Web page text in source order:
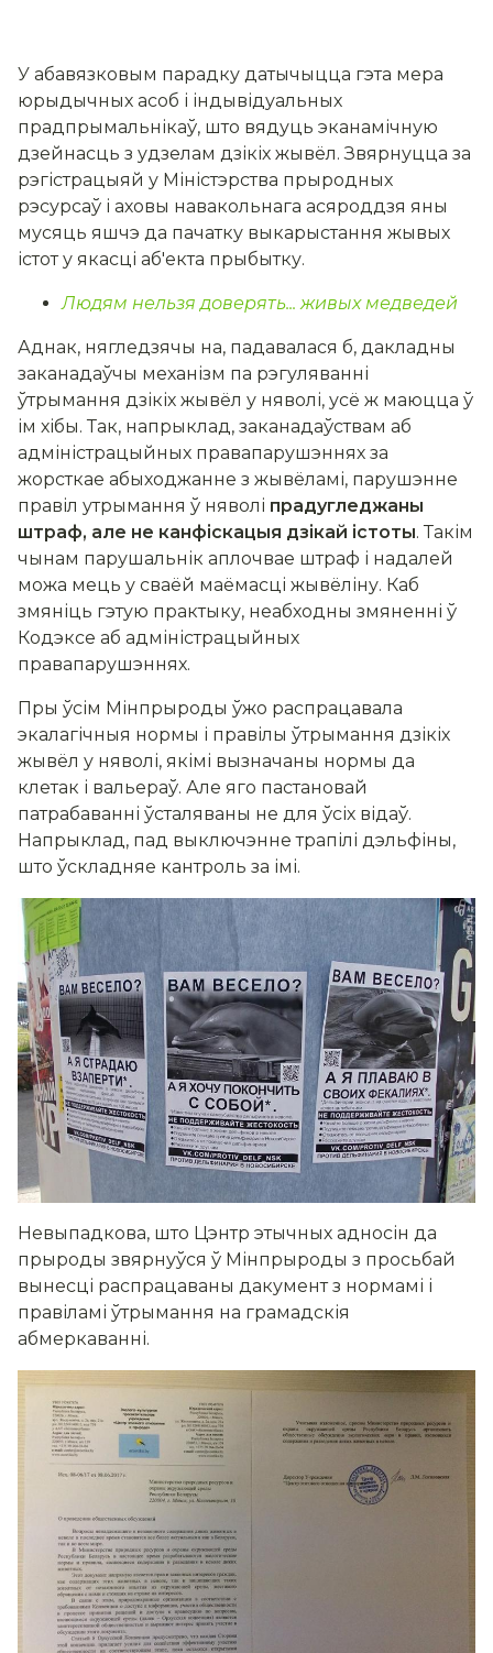
У абавязковым парадку датычыцца гэта мера
юрыдычных асоб і індывідуальных
прадпрымальнікаў, што вядуць эканамічную
дзейнасць з удзелам дзікіх жывёл. Звярнуцца за
рэгістрацыяй у Міністэрства прыродных
рэсурсаў і аховы навакольнага асяроддзя яны
мусяць яшчэ да пачатку выкарыстання жывых
істот у якасці аб'екта прыбытку.
Людям нельзя доверять... живых медведей
Аднак, нягледзячы на, падавалася б, дакладны
заканадаўчы механізм па рэгуляванні
ўтрымання дзікіх жывёл у няволі, усё ж маюцца ў
ім хібы. Так, напрыклад, заканадаўствам аб
адміністрацыйных правапарушэннях за
жорсткае абыходжанне з жывёламі, парушэнне
правіл утрымання ў няволі прадугледжаны
штраф, але не канфіскацыя дзікай істоты. Такім
чынам парушальнік аплочвае штраф і надалей
можа мець у сваёй маёмасці жывёліну. Каб
змяніць гэтую практыку, неабходны змяненні ў
Кодэксе аб адміністрацыйных
правапарушэннях.
Пры ўсім Мінпрыроды ўжо распрацавала
экалагічныя нормы і правілы ўтрымання дзікіх
жывёл у няволі, якімі вызначаны нормы да
клетак і вальераў. Але яго пастановай
патрабаванні ўсталяваны не для ўсіх відаў.
Напрыклад, пад выключэнне трапілі дэльфіны,
што ўскладняе кантроль за імі.
Невыпадкова, што Цэнтр этычных адносін да
прыроды звярнуўся ў Мінпрыроды з просьбай
вынесці распрацаваны дакумент з нормамі і
правіламі ўтрымання на грамадскія
абмеркаванні.